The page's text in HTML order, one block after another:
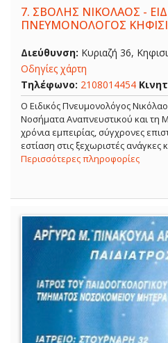
7. ΣΒΟΛΗΣ ΝΙΚΟΛΑΟΣ -
ΠΝΕΥΜΟΝΟΛΟΓΟΣ
Διεύθυνση: Κυριαζή 36,
Οδηγίες χάρτη
Τηλέφωνο: 2108014454
O Ειδικός Πνευμονολόγος
Νοσήματα Αναπνευστικού και τη
χρόνια εμπειρίας, σύγχρονες
εστίαση στις ξεχωριστές
Περισσότερες πληροφορίες